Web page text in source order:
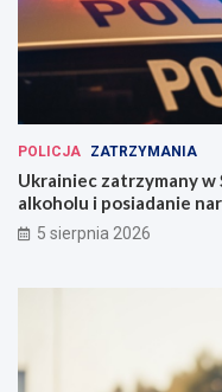
POLICJA ZATRZYMANIA
Ukrainiec zatrzymany w
alkoholu i posiadanie
5 sierpnia 2026